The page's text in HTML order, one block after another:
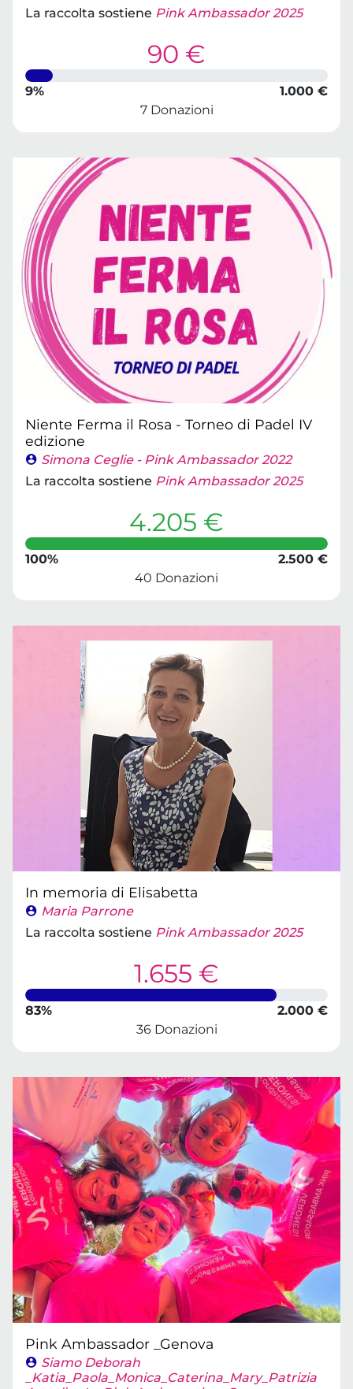
La raccolta sostiene Pink Ambassador 2025
90 €
9%
1.000 €
7 Donazioni
Niente Ferma il Rosa - Torneo di Padel IV
edizione
Simona Ceglie - Pink Ambassador 2022
La raccolta sostiene Pink Ambassador 2025
4.205 €
100%
2.500 €
40 Donazioni
In memoria di Elisabetta
Maria Parrone
La raccolta sostiene Pink Ambassador 2025
1.655 €
83%
2.000 €
36 Donazioni
Pink Ambassador _Genova
Siamo Deborah
_Katia_Paola_Monica_Caterina_Mary_Patrizia